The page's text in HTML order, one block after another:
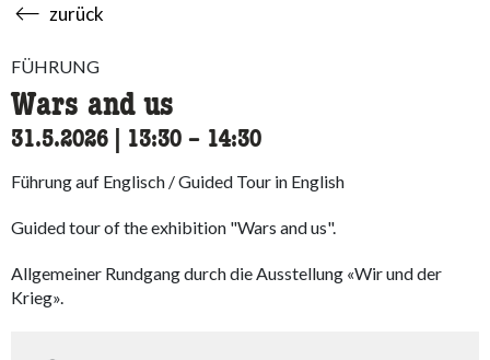
zurück
FÜHRUNG
Wars and us
31.5.2026 13:30 accessibility.time_to
– 14:30
Führung auf Englisch / Guided Tour in English
Guided tour of the exhibition "Wars and us".
Allgemeiner Rundgang durch die Ausstellung «Wir und der
Krieg».